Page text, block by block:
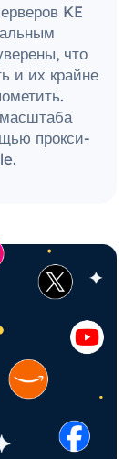
KE
что
и их крайне
прокси-